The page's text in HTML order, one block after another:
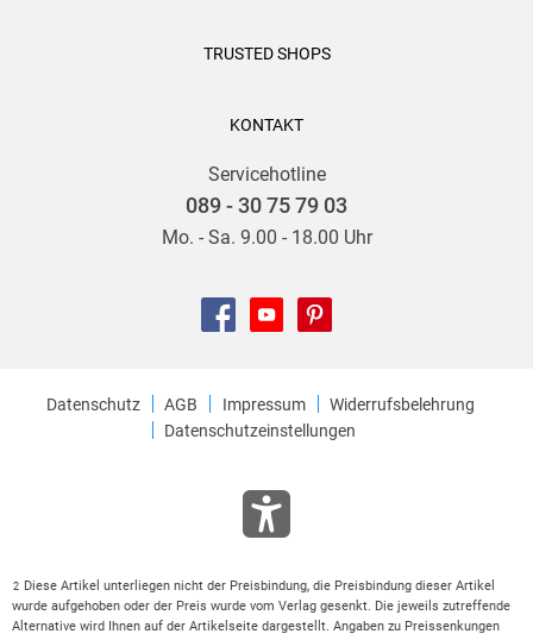
TRUSTED SHOPS
KONTAKT
Servicehotline
089 - 30 75 79 03
Mo. - Sa. 9.00 - 18.00 Uhr
Datenschutz AGB Impressum
Widerrufsbelehrung
Datenschutzeinstellungen
2 Diese Artikel unterliegen nicht der Preisbindung, die Preisbindung dieser Artikel
wurde aufgehoben oder der Preis wurde vom Verlag gesenkt. Die jeweils zutreffende
Alternative wird Ihnen auf der Artikelseite dargestellt. Angaben zu Preissenkungen